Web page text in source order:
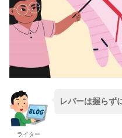
ライター
レバーは握らず